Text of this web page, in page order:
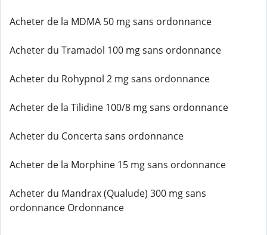
Acheter de la MDMA 50 mg sans ordonnance
Acheter du Tramadol 100 mg sans ordonnance
Acheter du Rohypnol 2 mg sans ordonnance
Acheter de la Tilidine 100/8 mg sans ordonnance
Acheter du Concerta sans ordonnance
Acheter de la Morphine 15 mg sans ordonnance
Acheter du Mandrax (Qualude) 300 mg sans
ordonnance Ordonnance